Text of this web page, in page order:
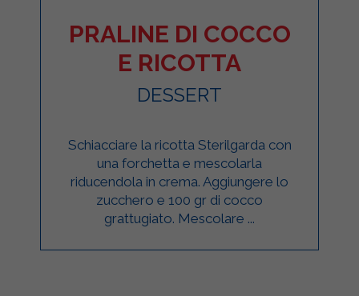
PRALINE DI COCCO
E RICOTTA
DESSERT
Schiacciare la ricotta Sterilgarda con
una forchetta e mescolarla
riducendola in crema. Aggiungere lo
zucchero e 100 gr di cocco
grattugiato. Mescolare ...